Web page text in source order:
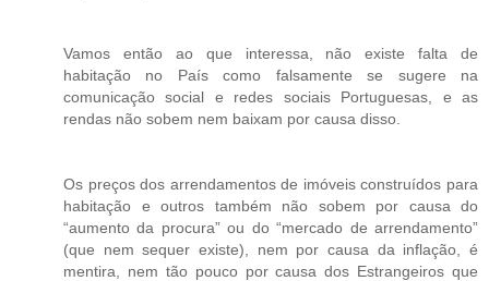
Vamos então ao que interessa, não existe falta de
habitação no País como falsamente se sugere na
comunicação social e redes sociais Portuguesas, e as
rendas não sobem nem baixam por causa disso.
Os preços dos arrendamentos de imóveis construídos para
habitação e outros também não sobem por causa do
“aumento da procura” ou do “mercado de arrendamento”
(que nem sequer existe), nem por causa da inflação, é
mentira, nem tão pouco por causa dos Estrangeiros que